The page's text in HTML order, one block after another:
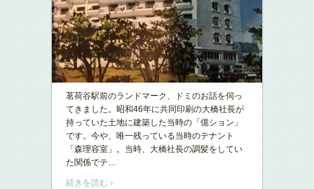
茗荷谷駅前のランドマーク、ドミのお話を伺っ
てきました。昭和46年に共同印刷の大橋社長が
持っていた土地に建築した当時の「億ション」
です。今や、唯一残っている当時のテナント
「森理容室」。当時、大橋社長の調髪をしてい
た関係でテ…
続きを読む ›